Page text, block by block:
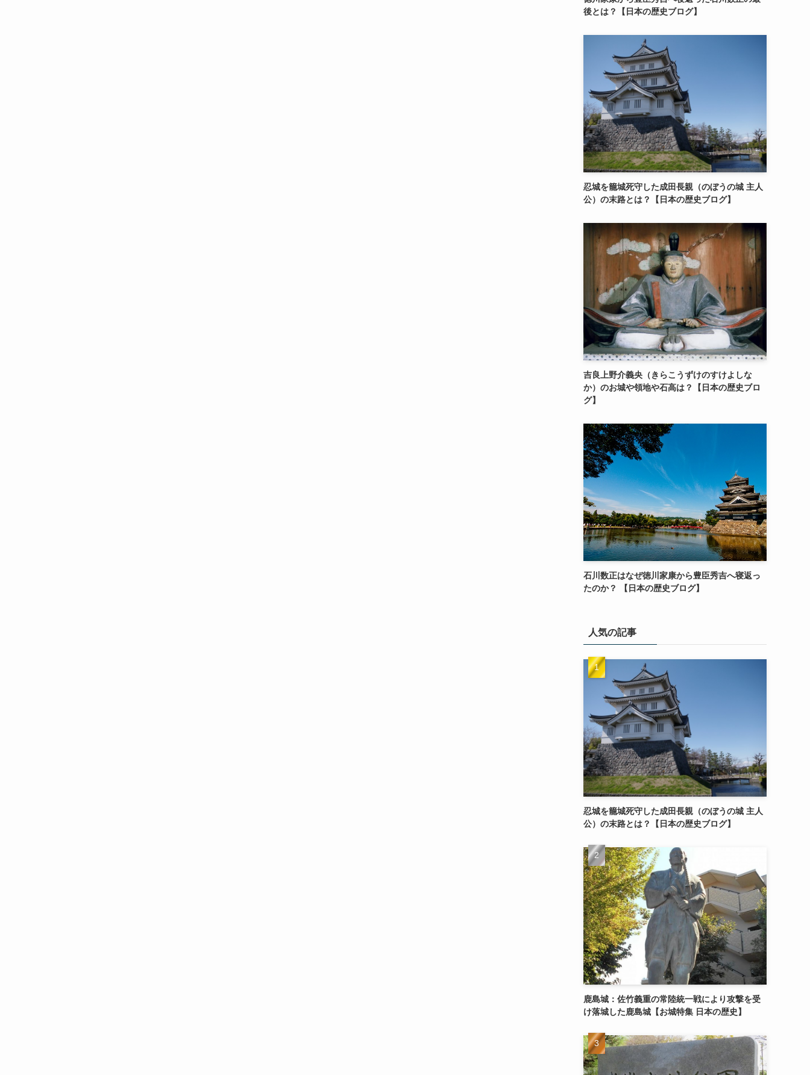
後とは？【日本の歴史ブログ】
忍城を籠城死守した成田長親（のぼうの城 主人
公）の末路とは？【日本の歴史ブログ】
吉良上野介義央（きらこうずけのすけよしな
か）のお城や領地や石高は？【日本の歴史ブロ
グ】
石川数正はなぜ徳川家康から豊臣秀吉へ寝返っ
たのか？ 【日本の歴史ブログ】
人気の記事
忍城を籠城死守した成田長親（のぼうの城 主人
公）の末路とは？【日本の歴史ブログ】
鹿島城：佐竹義重の常陸統一戦により攻撃を受
け落城した鹿島城【お城特集 日本の歴史】